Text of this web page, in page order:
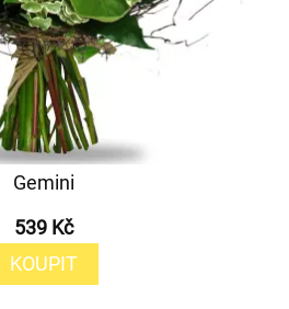
Gemini
539 Kč
KOUPIT